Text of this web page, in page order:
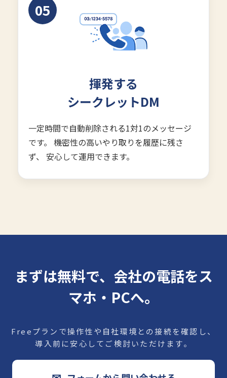
05
揮発する
シークレットDM
一定時間で自動削除される1対1のメッセージ
です。 機密性の高いやり取りを履歴に残さ
ず、 安心して運用できます。
まずは無料で、会社の電話をス
マホ・PCへ。
Freeプランで操作性や自社環境との接続を確認し、
導入前に安心してご検討いただけます。